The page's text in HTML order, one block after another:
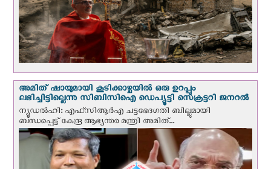
അമിത് ഷായുമായി കൂടിക്കാഴ്ചയില്‍ ഒരു ഉറപ്പും
ലഭിച്ചിട്ടില്ലെന്നു സിബിസിഐ ഡെപ്യൂട്ടി സെക്രട്ടറി ജനറല്‍
ന്യൂഡല്‍ഹി: എഫ്‌സിആര്‍എ ചട്ടഭേദഗതി ബില്ലുമായി
ബന്ധപ്പെട്ട് കേന്ദ്ര ആഭ്യന്തര മന്ത്രി അമിത്...